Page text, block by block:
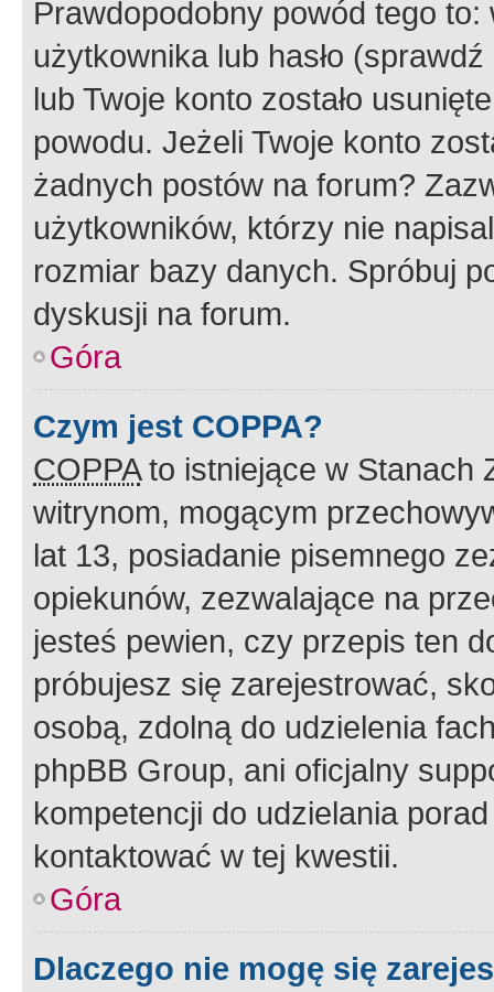
Prawdopodobny powód tego to:
użytkownika lub hasło
lub Twoje konto zostało
powodu. Jeżeli Twoje konto
żadnych postów na forum?
użytkowników, którzy nie
rozmiar bazy danych. Spróbuj
dyskusji na forum.
Góra
Czym jest COPPA?
COPPAto istniejące w Stanach
witrynom, mogącym
lat 13, posiadanie pisemnego
opiekunów, zezwalające na
jesteś pewien, czy przepis ten
próbujesz się zarejestrować,
osobą, zdolną do udzielenia
phpBB Group, ani oficjalny
kompetencji do udzielania
kontaktować w tej kwestii.
Góra
Dlaczego nie mogę się